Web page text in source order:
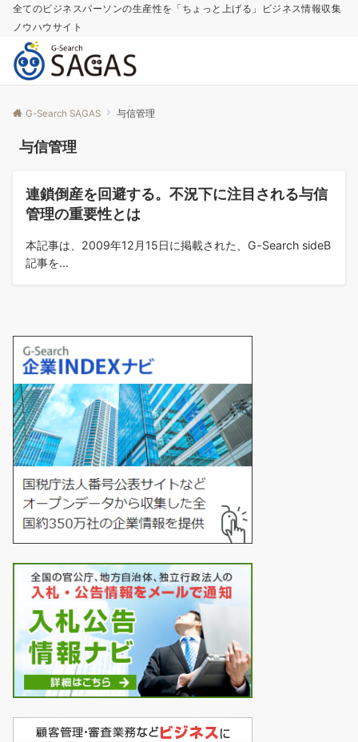
全てのビジネスパーソンの生産性を「ちょっと上げる」ビジネス情報収集
ノウハウサイト
G-Search SAGAS 与信管理
与信管理
連鎖倒産を回避する。不況下に注目される与信
管理の重要性とは
本記事は、2009年12月15日に掲載された、G-Search sideB
記事を...